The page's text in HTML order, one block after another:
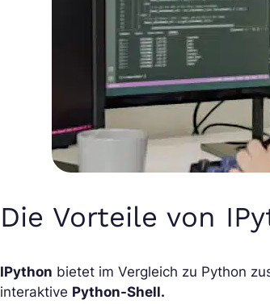
Die Vorteile von
IPython bietet im Vergleich zu Python
interaktive Python-Shell.